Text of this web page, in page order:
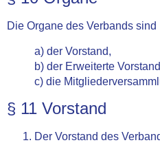
Die Organe des Verbands sind
a) der Vorstand,
b) der Erweiterte
c) die
§ 11 Vorstand
Der Vorstand des